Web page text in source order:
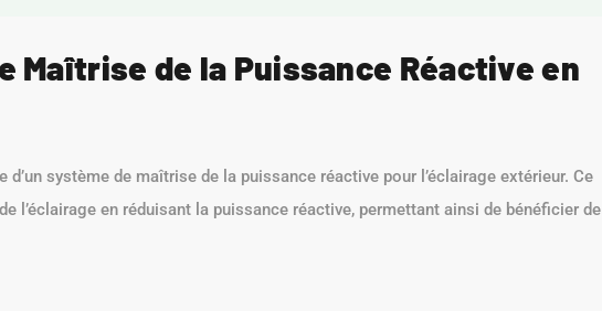
Maîtrise de la Puissance Réactive en
d’un système de maîtrise de la puissance réactive pour l’éclairage extérieur. Ce
l’éclairage en réduisant la puissance réactive, permettant ainsi de bénéficier de